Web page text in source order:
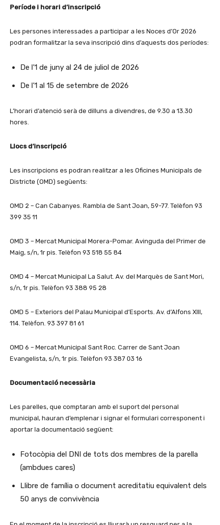
Període i horari d’inscripció
Les persones interessades a participar a les Noces d’Or 2026
podran formalitzar la seva inscripció dins d’aquests dos períodes:
De l’1 de juny al 24 de juliol de 2026
De l’1 al 15 de setembre de 2026
L’horari d’atenció serà de dilluns a divendres, de 9.30 a 13.30
hores.
Llocs d’inscripció
Les inscripcions es podran realitzar a les Oficines Municipals de
Districte (OMD) següents:
OMD 2 – Can Cabanyes. Rambla de Sant Joan, 59-77. Telèfon 93
399 35 11
OMD 3 – Mercat Municipal Morera-Pomar. Avinguda del Primer de
Maig, s/n, 1r pis. Telèfon 93 518 55 84
OMD 4 – Mercat Municipal La Salut. Av. del Marquès de Sant Mori,
s/n, 1r pis. Telèfon 93 388 95 28
OMD 5 – Exteriors del Palau Municipal d’Esports. Av. d’Alfons XIII,
114. Telèfon. 93 397 81 61
OMD 6 – Mercat Municipal Sant Roc. Carrer de Sant Joan
Evangelista, s/n, 1r pis. Telèfon 93 387 03 16
Documentació necessària
Les parelles, que comptaran amb el suport del personal
municipal, hauran d’emplenar i signar el formulari corresponent i
aportar la documentació següent:
Fotocòpia del DNI de tots dos membres de la parella
(ambdues cares)
Llibre de família o document acreditatiu equivalent dels
50 anys de convivència